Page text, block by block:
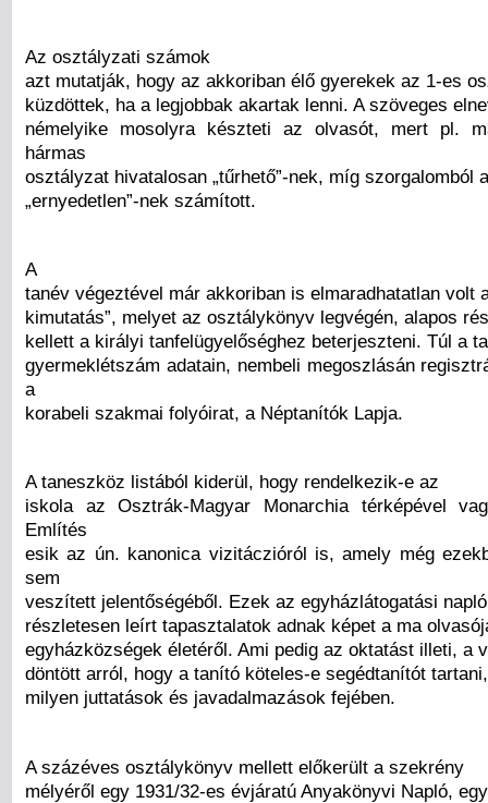
Az osztályzati számok
azt mutatják, hogy az akkoriban élő gyerekek az 1-es
küzdöttek, ha a legjobbak akartak lenni. A szöveges
némelyike mosolyra készteti az olvasót, mert pl.
hármas
osztályzat hivatalosan „tűrhető”-nek, míg szorgalomból
„ernyedetlen”-nek számított.
A
tanév végeztével már akkoriban is elmaradhatatlan volt
kimutatás”, melyet az osztálykönyv legvégén, alapos
kellett a királyi tanfelügyelőséghez beterjeszteni. Túl a
gyermeklétszám adatain, nembeli megoszlásán
a
korabeli szakmai folyóirat, a Néptanítók Lapja.
A taneszköz listából kiderül, hogy rendelkezik-e az
iskola az Osztrák-Magyar Monarchia térképével
Említés
esik az ún. kanonica vizitáczióról is, amely még
sem
veszített jelentőségéből. Ezek az egyházlátogatási
részletesen leírt tapasztalatok adnak képet a ma
egyházközségek életéről. Ami pedig az oktatást illeti, a
döntött arról, hogy a tanító köteles-e segédtanítót
milyen juttatások és javadalmazások fejében.
A százéves osztálykönyv mellett előkerült a szekrény
mélyéről egy 1931/32-es évjáratú Anyakönyvi Napló,